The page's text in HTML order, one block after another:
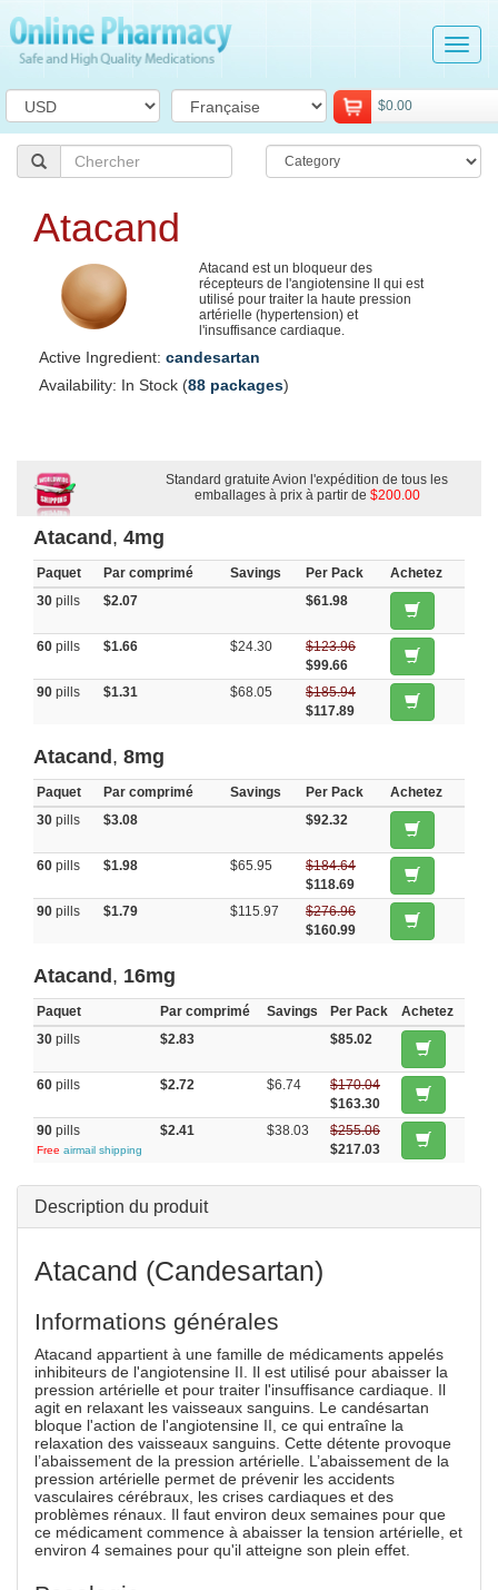
$0.00
Atacand
Atacand est un bloqueur des
récepteurs de l'angiotensine II qui est
utilisé pour traiter la haute pression
artérielle (hypertension) et
l'insuffisance cardiaque.
Active Ingredient: candesartan
Availability: In Stock (88 packages)
Standard gratuite Avion l'expédition de tous les
emballages à prix à partir de $200.00
Atacand , 4mg
Paquet Par comprimé Savings Per Pack
Achetez
30 pills $2.07 $61.98
60 pills $1.66 $24.30
$123.96
$99.66
90 pills $1.31 $68.05
$185.94
$117.89
Atacand , 8mg
Paquet Par comprimé Savings Per Pack
Achetez
30 pills $3.08 $92.32
60 pills $1.98 $65.95
$184.64
$118.69
90 pills $1.79 $115.97
$276.96
$160.99
Atacand , 16mg
Paquet Par comprimé Savings Per Pack
Achetez
30 pills $2.83 $85.02
60 pills $2.72 $6.74
$170.04
$163.30
90 pills
Free airmail shipping
$2.41 $38.03
$255.06
$217.03
Description du produit
Atacand (Candesartan)
Informations générales
Atacand appartient à une famille de médicaments appelés
inhibiteurs de l'angiotensine II. Il est utilisé pour abaisser la
pression artérielle et pour traiter l'insuffisance cardiaque. Il
agit en relaxant les vaisseaux sanguins. Le candésartan
bloque l'action de l'angiotensine II, ce qui entraîne la
relaxation des vaisseaux sanguins. Cette détente provoque
l’abaissement de la pression artérielle. L’abaissement de la
pression artérielle permet de prévenir les accidents
vasculaires cérébraux, les crises cardiaques et des
problèmes rénaux. Il faut environ deux semaines pour que
ce médicament commence à abaisser la tension artérielle, et
environ 4 semaines pour qu'il atteigne son plein effet.